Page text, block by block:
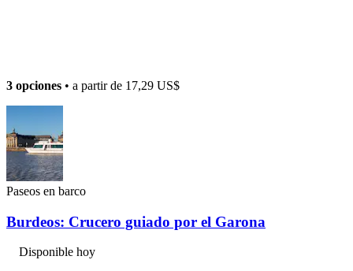
3 opciones • a partir de 17,29 US$
Paseos en barco
Burdeos: Crucero guiado por el Garona
Disponible hoy